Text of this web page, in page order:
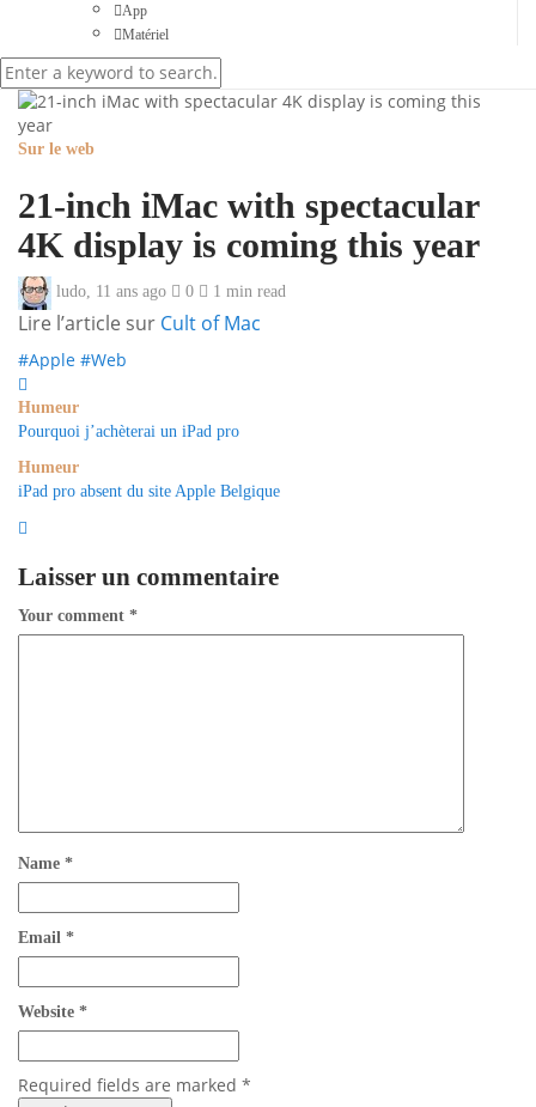
App
Matériel
Sur le web
21-inch iMac with spectacular
4K display is coming this year
ludo 11 ans ago 0 1 min read
Lire l’article sur Cult of Mac
#Apple #Web
Humeur
Pourquoi j’achèterai un iPad pro
Humeur
iPad pro absent du site Apple Belgique
Laisser un commentaire
Your comment *
Name *
Email *
Website *
Required fields are marked *